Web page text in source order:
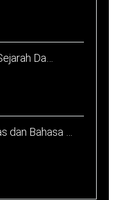
Da…
dan Bahasa …